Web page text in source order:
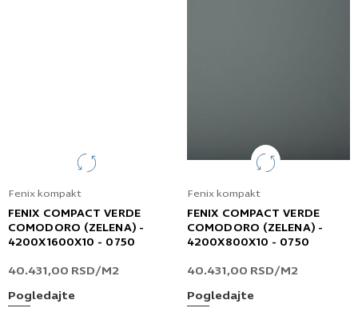
Fenix kompakt
FENIX COMPACT VERDE
COMODORO (ZELENA) -
4200X1600X10 - 0750
40.431,00 RSD/M2
Pogledajte
Fenix kompakt
FENIX COMPACT VERDE
COMODORO (ZELENA) -
4200X800X10 - 0750
40.431,00 RSD/M2
Pogledajte